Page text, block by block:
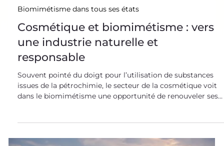
Hydrophobie : sol glissant, attention à ne pas tomber !